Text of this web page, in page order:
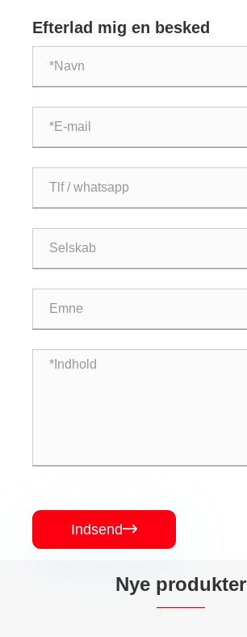
du vælger TPE-materialer?
Efterlad mig en besked
Indsend
Nye produkter